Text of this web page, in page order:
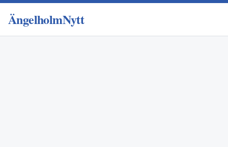
ÄngelholmNytt